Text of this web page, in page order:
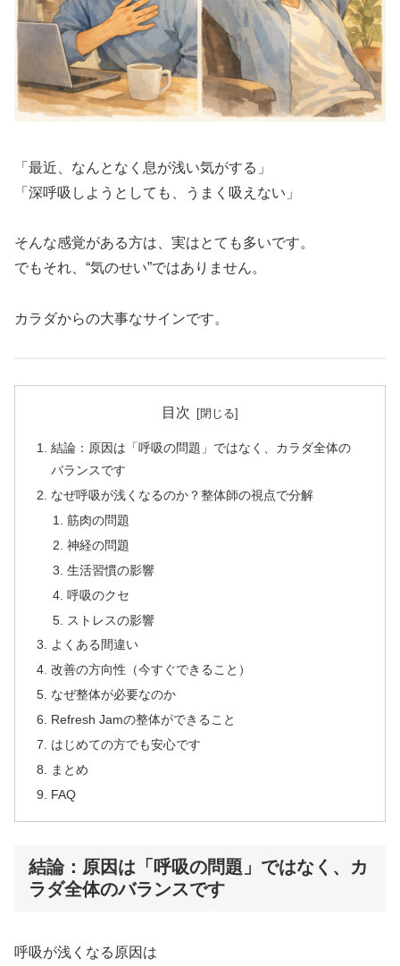
「最近、なんとなく息が浅い気がする」
「深呼吸しようとしても、うまく吸えない」
そんな感覚がある方は、実はとても多いです。
でもそれ、“気のせい”ではありません。
カラダからの大事なサインです。
目次
結論：原因は「呼吸の問題」ではなく、カラダ全体の
バランスです
なぜ呼吸が浅くなるのか？整体師の視点で分解
筋肉の問題
神経の問題
生活習慣の影響
呼吸のクセ
ストレスの影響
よくある間違い
改善の方向性（今すぐできること）
なぜ整体が必要なのか
Refresh Jamの整体ができること
はじめての方でも安心です
まとめ
FAQ
結論：原因は「呼吸の問題」ではなく、カ
ラダ全体のバランスです
呼吸が浅くなる原因は